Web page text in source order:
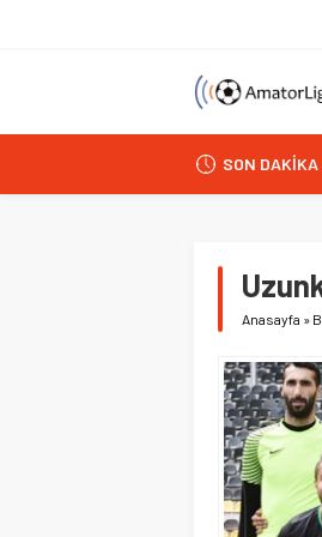
SON DAKİKA
Anasayfa »